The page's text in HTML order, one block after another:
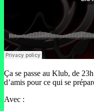
Ça se passe au Klub, de
d’amis pour ce qui se
Avec :